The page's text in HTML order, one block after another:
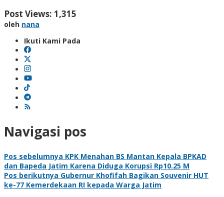
Post Views: 1,315
oleh nana
Ikuti Kami Pada
Navigasi pos
Pos sebelumnya KPK Menahan BS Mantan Kepala BPKAD
dan Bapeda Jatim Karena Diduga Korupsi Rp10.25 M
Pos berikutnya Gubernur Khofifah Bagikan Souvenir HUT
ke-77 Kemerdekaan RI kepada Warga Jatim